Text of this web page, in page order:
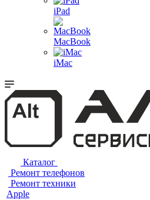
iPad
MacBook
iMac
Каталог
Ремонт телефонов
Ремонт техники
Apple